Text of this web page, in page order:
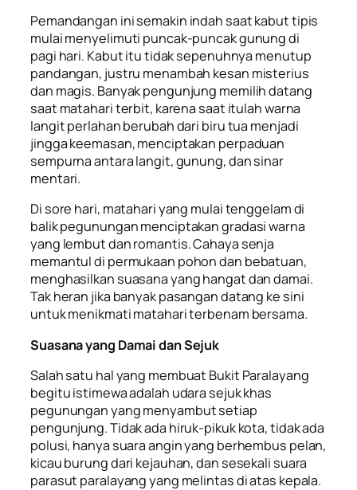
Pemandangan ini semakin indah saat kabut tipis
mulai menyelimuti puncak-puncak gunung di
pagi hari. Kabut itu tidak sepenuhnya menutup
pandangan, justru menambah kesan misterius
dan magis. Banyak pengunjung memilih datang
saat matahari terbit, karena saat itulah warna
langit perlahan berubah dari biru tua menjadi
jingga keemasan, menciptakan perpaduan
sempurna antara langit, gunung, dan sinar
mentari.
Di sore hari, matahari yang mulai tenggelam di
balik pegunungan menciptakan gradasi warna
yang lembut dan romantis. Cahaya senja
memantul di permukaan pohon dan bebatuan,
menghasilkan suasana yang hangat dan damai.
Tak heran jika banyak pasangan datang ke sini
untuk menikmati matahari terbenam bersama.
Suasana yang Damai dan Sejuk
Salah satu hal yang membuat Bukit Paralayang
begitu istimewa adalah udara sejuk khas
pegunungan yang menyambut setiap
pengunjung. Tidak ada hiruk-pikuk kota, tidak ada
polusi, hanya suara angin yang berhembus pelan,
kicau burung dari kejauhan, dan sesekali suara
parasut paralayang yang melintas di atas kepala.